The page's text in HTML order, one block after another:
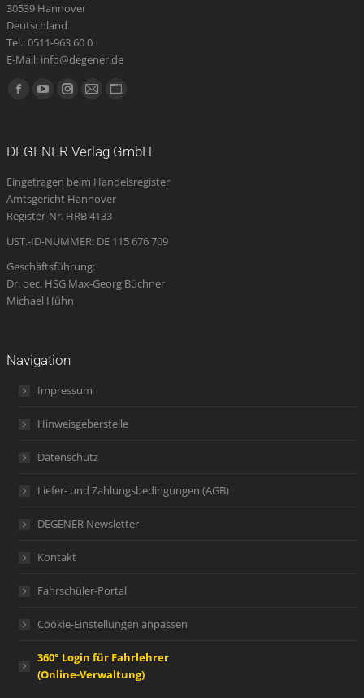
30539 Hannover
Deutschland
Tel.: 0511-963 60 0
E-Mail: info@degener.de
Finden Sie uns auf:
Facebook
new
window
YouTube
new
window
Instagram
new
window
E-
opens
in
new
Website
new
DEGENER Verlag GmbH
Eingetragen beim Handelsregister
Amtsgericht Hannover
Register-Nr. HRB 4133
UST.-ID-NUMMER: DE 115 676 709
Geschäftsführung:
Dr. oec. HSG Max-Georg Büchner
Michael Hühn
Navigation
Impressum
Hinweisgeberstelle
Datenschutz
Liefer- und Zahlungsbedingungen (AGB)
DEGENER Newsletter
Kontakt
Fahrschüler-Portal
Cookie-Einstellungen anpassen
360° Login für Fahrlehrer
(Online-Verwaltung)